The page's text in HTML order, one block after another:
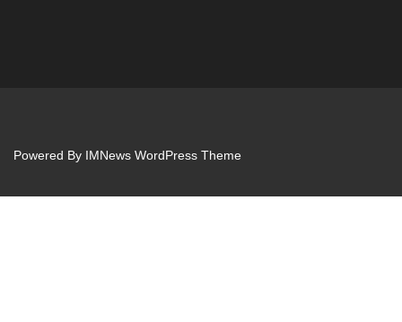
Powered By IMNews WordPress Theme